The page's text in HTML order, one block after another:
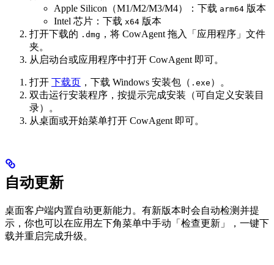
Apple Silicon（M1/M2/M3/M4）：下载 arm64 版本
Intel 芯片：下载 x64 版本
打开下载的 .dmg ，将 CowAgent 拖入「应用程序」文件
夹。
从启动台或应用程序中打开 CowAgent 即可。
打开 下载页 ，下载 Windows 安装包（ .exe ）。
双击运行安装程序，按提示完成安装（可自定义安装目
录）。
从桌面或开始菜单打开 CowAgent 即可。
自动更新
桌面客户端内置自动更新能力。有新版本时会自动检测并提
示，你也可以在应用左下角菜单中手动「检查更新」，一键下
载并重启完成升级。